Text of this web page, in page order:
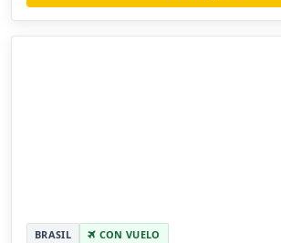
BRASIL CON VUELO